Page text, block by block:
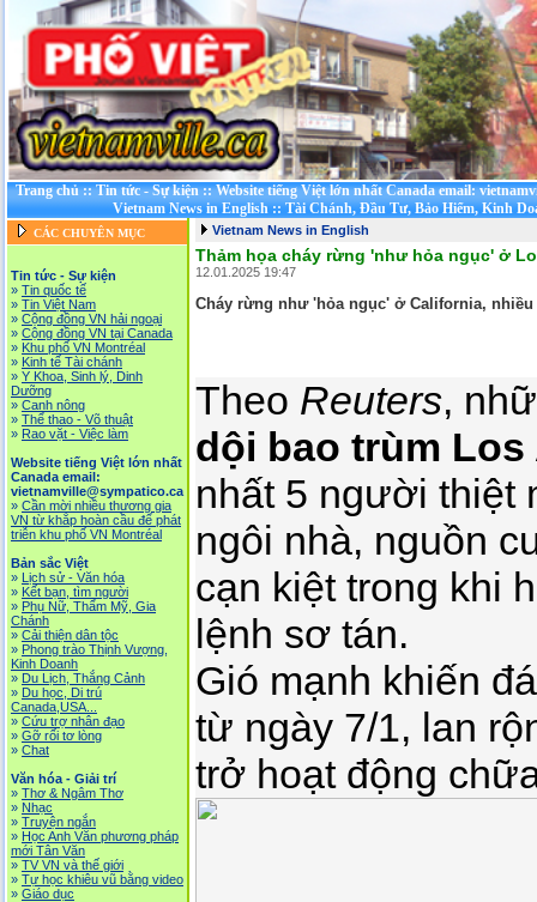
Trang chủ::Tin tức - Sự kiện::Website tiếng Việt lớn nhất Canada email:
Vietnam News in English::Tài Chánh, Đầu Tư, Bảo Hiểm, Kinh
CÁC CHUYÊN MỤC
Tin tức - Sự kiện
» Tin quốc tế
» Tin Việt Nam
» Cộng đồng VN hải ngoại
» Cộng đồng VN tại Canada
» Khu phố VN Montréal
» Kinh tế Tài chánh
» Y Khoa, Sinh lý, Dinh
Dưỡng
» Canh nông
» Thể thao - Võ thuật
» Rao vặt - Việc làm
Website tiếng Việt lớn nhất
Canada email:
vietnamville@sympatico.ca
» Cần mời nhiều thương gia
VN từ khắp hoàn cầu để phát
triễn khu phố VN Montréal
Bản sắc Việt
» Lịch sử - Văn hóa
» Kết bạn, tìm người
» Phụ Nữ, Thẩm Mỹ, Gia
Chánh
» Cải thiện dân tộc
» Phong trào Thịnh Vượng,
Kinh Doanh
» Du Lịch, Thắng Cảnh
» Du học, Di trú
Canada,USA...
» Cứu trợ nhân đạo
» Gỡ rối tơ lòng
» Chat
Văn hóa - Giải trí
» Thơ & Ngâm Thơ
» Nhạc
» Truyện ngắn
» Học Anh Văn phương pháp
mới Tân Văn
» TV VN và thế giới
» Tự học khiêu vũ bằng video
» Giáo dục
Vietnam News in English
Thảm họa cháy rừng 'như hỏa ngục' ở
12.01.2025 19:47
Cháy rừng như 'hỏa ngục' ở California,
Theo Reuters,
dội bao trùm Los
nhất 5 người thiệt
ngôi nhà, nguồn
cạn kiệt trong khi
lệnh sơ tán.
Gió mạnh khiến
từ ngày 7/1, lan
trở hoạt động